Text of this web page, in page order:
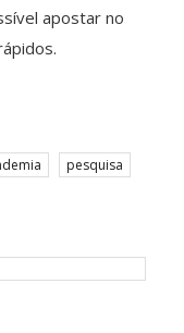
apostar no
pesquisa